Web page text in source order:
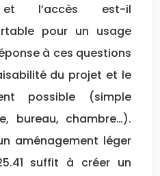
et l’accès est-il
pour un usage
à ces questions
du projet et le
possible (simple
bureau, chambre…).
aménagement léger
suffit à créer un